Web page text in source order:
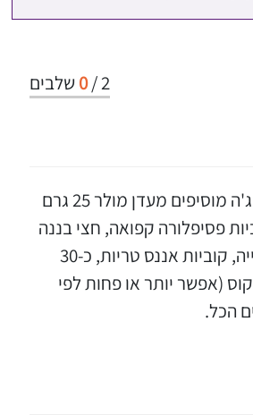
2
/
0 שלבים
לשייקר / נינג'ה מוסיפים מעדן מולר 25 גרם
2 קוביות פסיפלורה קפואה, חצי בננה
קפואה / טרייה, קוביות אננס טריות, כ-30
(אפשר יותר או פחות לפי
הכל.